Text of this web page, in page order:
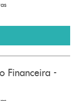
Financeira -